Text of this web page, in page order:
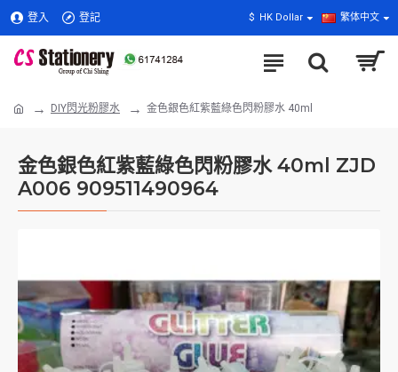
登入 登記 $ HK Dollar 繁体中文
DIY閃光粉膠水 金色銀色紅紫藍綠色閃粉膠水 40ml
金色銀色紅紫藍綠色閃粉膠水 40ml ZJD
A006 909511490964